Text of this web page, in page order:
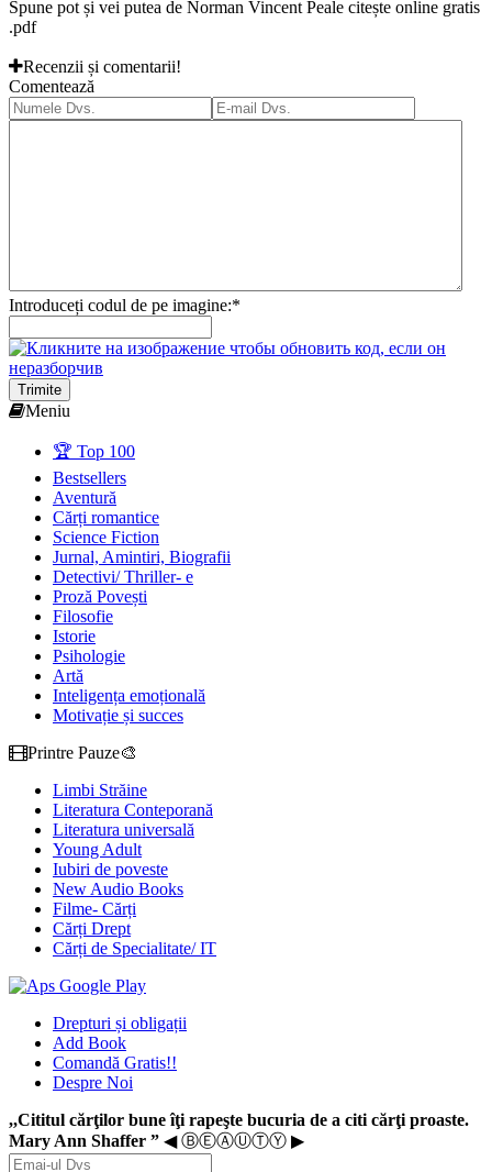
Spune pot și vei putea de Norman Vincent Peale citește online gratis
.pdf
Recenzii și comentarii!
Comentează
Introduceți codul de pe imagine:*
Trimite
Meniu
🏆 Top 100
Bestsellers
Aventură
Cărți romantice
Science Fiction
Jurnal, Amintiri, Biografii
Detectivi/ Thriller- e
Proză Povești
Filosofie
Istorie
Psihologie
Artă
Inteligența emoțională
Motivație și succes
Printre Pauze🎨
Limbi Străine
Literatura Conteporană
Literatura universală
Young Adult
Iubiri de poveste
New Audio Books
Filme- Cărți
Cărți Drept
Cărți de Specialitate/ IT
Drepturi și obligații
Add Book
Comandă Gratis!!
Despre Noi
,,Cititul cărţilor bune îţi rapeşte bucuria de a citi cărţi proaste.
Mary Ann Shaffer ” ◀ ⒷⒺⒶⓊⓉⓎ ▶